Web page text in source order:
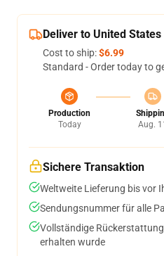
Deliver to United States
Cost to ship:$6.99
Standard - Order today to
Production
Today
Aug. 11
Sichere Transaktion
Weltweite Lieferung bis vor
Sendungsnummer für alle
Vollständige
erhalten wurde